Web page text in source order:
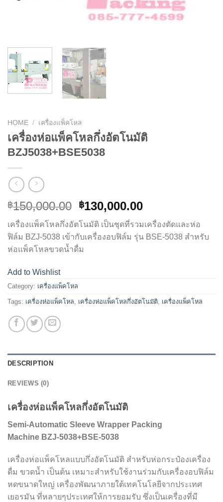
HOME / เครื่องแพ็คโหล
เครื่องห่อแพ็คโหลกึ่งอัตโนมัติ
BZJ5038+BSE5038
฿150,000.00 ฿130,000.00
เครื่องแพ็คโหลกึ่งอัตโนมัติ เป็นชุดที่รวมเครื่องตัดและห่อ
ฟิล์ม BZJ-5038 เข้ากับเครื่องอบฟิล์ม รุ่น BSE-5038 สำหรับ
ห่อแพ็คโหลขวดน้ำดื่ม
Add to Wishlist
Category: เครื่องแพ็คโหล
Tags: เครื่องห่อแพ็คโหล, เครื่องห่อแพ็คโหลกึ่งอัตโนมัติ, เครื่องแพ็คโหล
DESCRIPTION
REVIEWS (0)
เครื่องห่อแพ็คโหลกึ่งอัตโนมัติ
Semi-Automatic Sleeve Wrapper Packing
Machine BZJ-5038+BSE-5038
เครื่องห่อแพ็คโหลแบบกึ่งอัตโนมัติ สำหรับห่อกระป๋องเครื่อง
ดื่ม ขวดน้ำ เป็นต้น เหมาะสำหรับใช้งานร่วมกับเครื่องอบฟิล์ม
หดขนาดใหญ่ เครื่องพัฒนาภายใต้เทคโนโลยีจากประเทศ
เยอรมัน ที่หลายๆประเทศให้การยอมรับ ซึ่งเป็นเครื่องที่มี